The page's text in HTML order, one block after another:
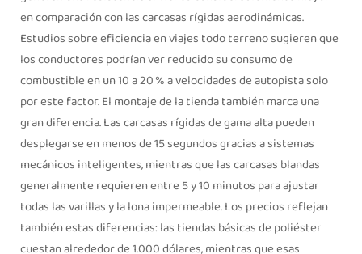
en comparación con las carcasas rígidas aerodinámicas.
Estudios sobre eficiencia en viajes todo terreno sugieren que
los conductores podrían ver reducido su consumo de
combustible en un 10 a 20 % a velocidades de autopista solo
por este factor. El montaje de la tienda también marca una
gran diferencia. Las carcasas rígidas de gama alta pueden
desplegarse en menos de 15 segundos gracias a sistemas
mecánicos inteligentes, mientras que las carcasas blandas
generalmente requieren entre 5 y 10 minutos para ajustar
todas las varillas y la lona impermeable. Los precios reflejan
también estas diferencias: las tiendas básicas de poliéster
cuestan alrededor de 1.000 dólares, mientras que esas